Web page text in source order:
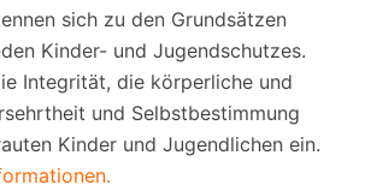
sich zu den Grundsätzen
Kinder- und Jugendschutzes.
Integrität, die körperliche und
und Selbstbestimmung
Kinder und Jugendlichen ein.